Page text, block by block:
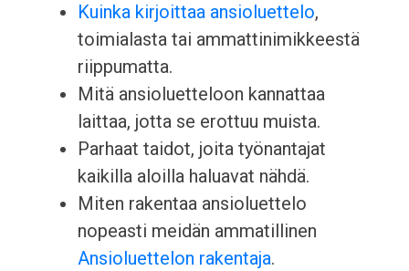
Kuinka kirjoittaa ansioluettelo,
toimialasta tai ammattinimikkeestä
riippumatta.
Mitä ansioluetteloon kannattaa
laittaa, jotta se erottuu muista.
Parhaat taidot, joita työnantajat
kaikilla aloilla haluavat nähdä.
Miten rakentaa ansioluettelo
nopeasti meidän ammatillinen
Ansioluettelon rakentaja.